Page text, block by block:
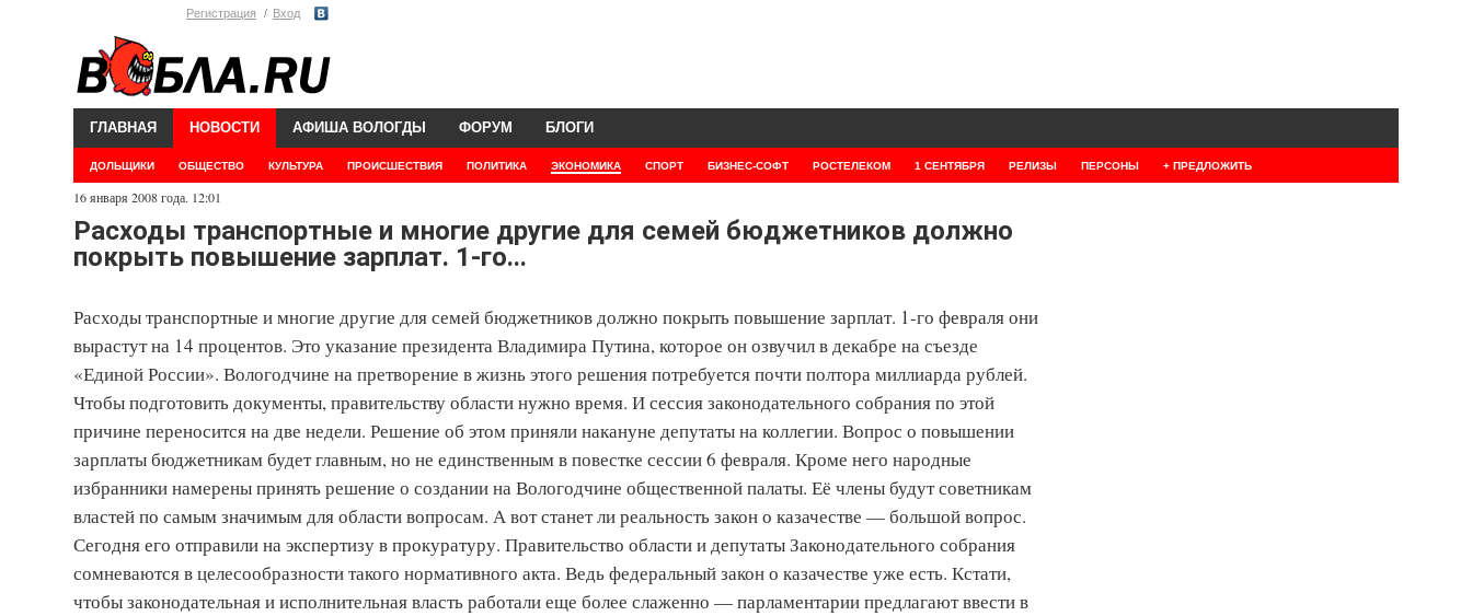
Регистрация Вход
ГЛАВНАЯ НОВОСТИ
ДОЛЬЩИКИ ОБЩЕСТВО КУЛЬТУРА ПРОИСШЕСТВИЯ ПОЛИТИКА ЭКОНОМИКА СПОРТ БИЗНЕС-СОФТ РОСТЕЛЕКОМ 1 СЕНТЯБРЯ РЕЛИЗЫ ПЕРСОНЫ + ПРЕДЛОЖИТЬ
АФИША ВОЛОГДЫ ФОРУМ БЛОГИ
16 января 2008 года. 12:01
Расходы транспортные и многие другие для семей бюджетников должно
покрыть повышение зарплат. 1-го...
Расходы транспортные и многие другие для семей бюджетников должно покрыть повышение зарплат. 1-го февраля они
вырастут на 14 процентов. Это указание президента Владимира Путина, которое он озвучил в декабре на съезде
«Единой России». Вологодчине на претворение в жизнь этого решения потребуется почти полтора миллиарда рублей.
Чтобы подготовить документы, правительству области нужно время. И сессия законодательного собрания по этой
причине переносится на две недели. Решение об этом приняли накануне депутаты на коллегии. Вопрос о повышении
зарплаты бюджетникам будет главным, но не единственным в повестке сессии 6 февраля. Кроме него народные
избранники намерены принять решение о создании на Вологодчине общественной палаты. Её члены будут советникам
властей по самым значимым для области вопросам. А вот станет ли реальность закон о казачестве — большой вопрос.
Сегодня его отправили на экспертизу в прокуратуру. Правительство области и депутаты Законодательного собрания
сомневаются в целесообразности такого нормативного акта. Ведь федеральный закон о казачестве уже есть. Кстати,
чтобы законодательная и исполнительная власть работали еще более слаженно — парламентарии предлагают ввести в